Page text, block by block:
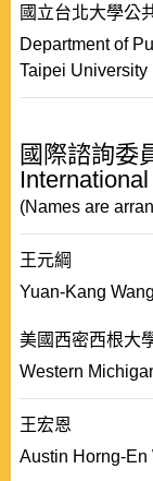
國立台北大學公
Department of
Taipei University
國際諮詢委
(Names are
王元綱
Yuan-Kang Wang
美國西密西根大
Western
王宏恩
Austin Horng-En